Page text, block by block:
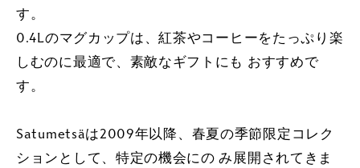
す。
0.4Lのマグカップは、紅茶やコーヒーをたっぷり楽
しむのに最適で、素敵なギフトにも おすすめで
す。
Satumetsäは2009年以降、春夏の季節限定コレク
ションとして、特定の機会にの み展開されてきま